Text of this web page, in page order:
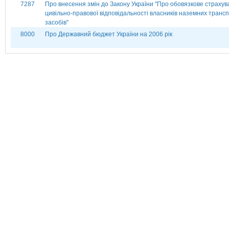
7287
Про внесення змін до Закону України ''Про обовязкове
цивільно-правової відповідальності власників наземних
засобів''
8000
Про Державний бюджет України на 2006 рік